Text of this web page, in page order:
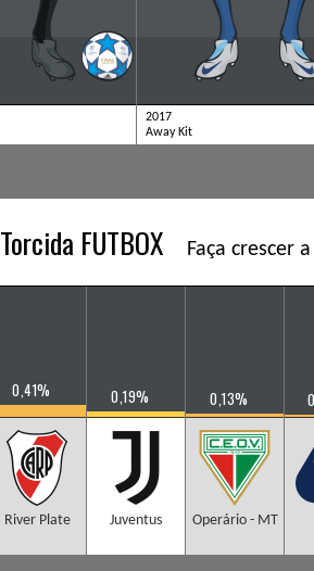
2017
Away Kit
Torcida FUTBOX Faça crescer
0,41%
River Plate
0,19%
Juventus
0,13%
Operário - MT